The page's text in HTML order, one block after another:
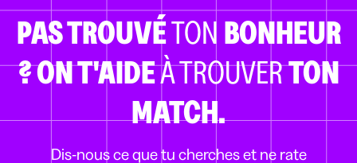
PAS TROUVÉTON BONHEUR
?ON T'AIDEÀ TROUVERTON
MATCH.
Dis-nous ce que tu cherches et ne rate